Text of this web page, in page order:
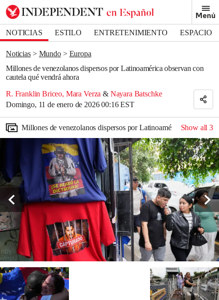
Menú
NOTICIAS ESTILO ENTRETENIMIENTO
ESPACIO
DEPORTES
Noticias Mundo
Europa
Millones de venezolanos dispersos por Latinoamérica observan con
cautela qué vendrá ahora
R. Franklin Briceo, Mara Verza & Nayara Batschke
Domingo, 11 de enero de 2026 00:16 EST
Bookmark popover
Removed from bookmarks
Close popover
Millones de venezolanos dispersos por Latinoamérica observan
Show all3